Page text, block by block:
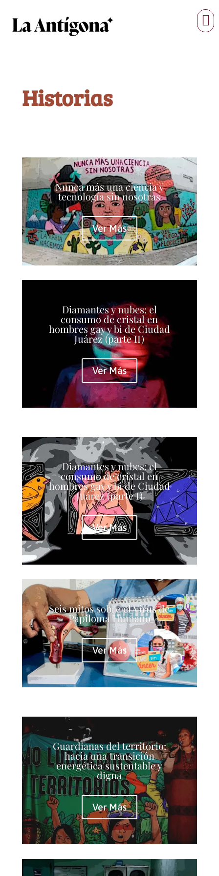
Historias
Nunca más una ciencia y
tecnología sin nosotras
Ver Más
Diamantes y nubes: el
consumo de cristal en
hombres gay y bi de Ciudad
Juárez (parte II)
Ver Más
Diamantes y nubes: el
consumo de cristal en
hombres gay y bi de Ciudad
Juárez (parte I)
Ver Más
Seis mitos sobre el Virus de
Papiloma Humano
Ver Más
Guardianas del territorio:
hacia una transición
energética sustentable y
digna
Ver Más